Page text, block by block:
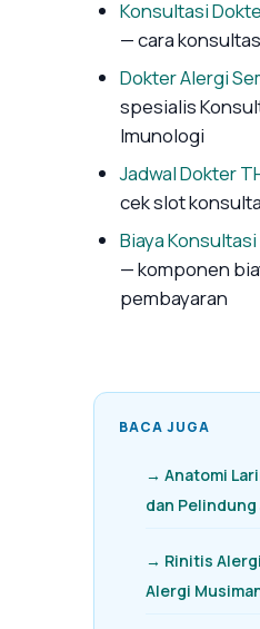
Konsultasi
— cara
Dokter Alergi
spesialis
Imunologi
Jadwal Dokter
cek slot
Biaya
— komponen
pembayaran
BACA JUGA
→ Anatomi
dan Pelindung
→ Rinitis
Alergi